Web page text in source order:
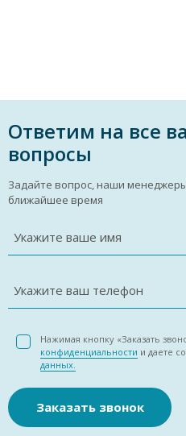
Ответим на все
вопросы
Задайте вопрос, наши
ближайшее время
Укажите ваше имя
Укажите ваш телефон
Нажимая кнопку «Заказать
конфиденциальности и даете
данных.
Заказать звонок